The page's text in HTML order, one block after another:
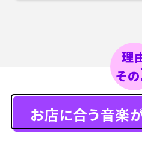
理
その
お店に合う音楽